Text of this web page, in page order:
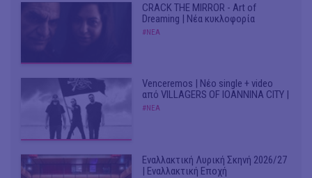
CRACK THE MIRROR - Art of
Dreaming | Νέα κυκλοφορία
#ΝΕΑ
Venceremos | Νέο single + video
από VILLAGERS OF IOANNINA CITY |
#ΝΕΑ
Εναλλακτική Λυρική Σκηνή 2026/27
| Εναλλακτική Εποχή